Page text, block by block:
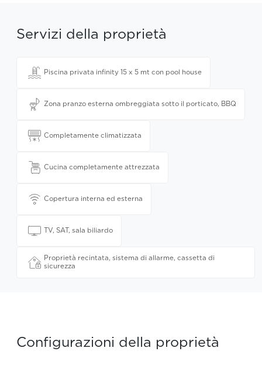
Servizi della proprietà
Piscina privata infinity 15 x 5 mt con pool house
Zona pranzo esterna ombreggiata sotto il porticato, BBQ
Completamente climatizzata
Cucina completamente attrezzata
Copertura interna ed esterna
TV, SAT, sala biliardo
Proprietà recintata, sistema di allarme, cassetta di
sicurezza
Configurazioni della proprietà